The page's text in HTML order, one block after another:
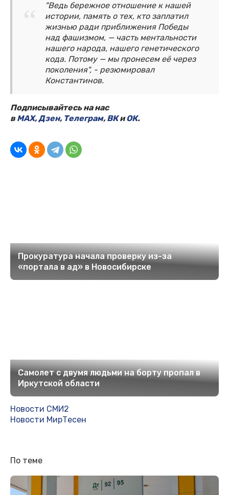
"Ведь бережное отношение к нашей
истории, память о тех, кто заплатил
жизнью ради приближения Победы
над фашизмом, — часть ментальности
нашего народа, нашего генетического
кода. Потому — мы пронесем её через
поколения", - резюмировал
Константинов.
Подписывайтесь на нас
вMAX,Дзен, Телеграм,ВКиОК.
Прокуратура начала проверку из-за
«портала в ад» в Новосибирске
Самолет с двумя людьми на борту пропал в
Иркутской области
Новости СМИ2
Новости МирТесен
По теме